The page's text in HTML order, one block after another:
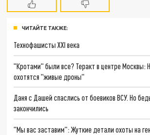
ЧИТАЙТЕ ТАКЖЕ:
Технофашисты XXI века
"Кротами" были все? Теракт в центре Москвы:
охотятся "живые дроны"
Даня с Дашей спаслись от боевиков ВСУ. Но
закончились
"Мы вас заставим": Жуткие детали охоты на